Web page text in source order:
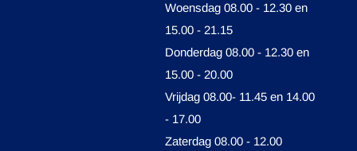
Woensdag 08.00 - 12.30 en
15.00 - 21.15
Donderdag 08.00 - 12.30 en
15.00 - 20.00
Vrijdag 08.00- 11.45 en 14.00
- 17.00
Zaterdag 08.00 - 12.00